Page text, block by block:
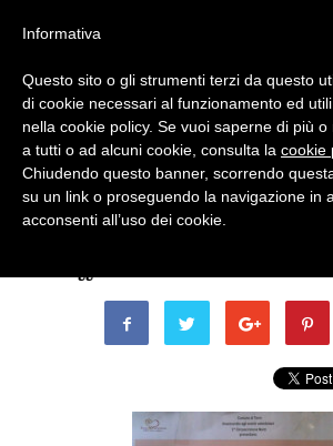
Eventi Archiviati
MUSICA – San
Informativa
Questo sito o gli strumenti terzi da questo
di cookie necessari al funzionamento ed
nella cookie policy. Se vuoi saperne di più
a tutti o ad alcuni cookie, consulta la cookie
Chiudendo questo banner, scorrendo
su un link o proseguendo la navigazione in
acconsenti all’uso dei cookie.